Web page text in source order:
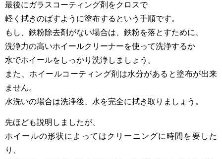
最後にガラスコーティング剤をクロスで
軽く拭きのばすように塗布するという手順です。
もし、鉄粉除去剤がない場合は、鉄粉を落とすために、
洗浄力の高いホイールクリーナーを使って洗浄するか
水でホイールをしっかり洗浄しましょう。
また、ホイールコーティング剤は水分があると塗布が出来
ません。
水洗いの場合は洗浄後、水を完全に拭き取りましょう。
先ほども説明しましたが、
ホイールの形状によってはクリーニングに時間を要した
り、